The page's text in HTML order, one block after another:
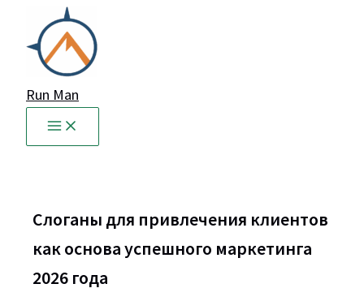
содержимому
Run Man
Слоганы для привлечения клиентов
как основа успешного маркетинга
2026 года